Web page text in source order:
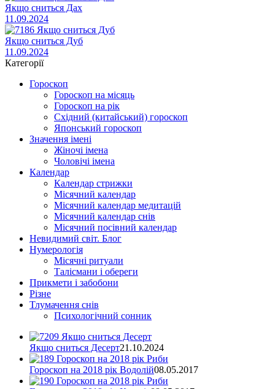
Якщо сниться Дах
11.09.2024
Якщо сниться Дуб
11.09.2024
Категорії
Гороскоп
Гороскоп на місяць
Гороскоп на рік
Східний (китайський) гороскоп
Японський гороскоп
Значення імені
Жіночі імена
Чоловічі імена
Календар
Календар стрижки
Місячний календар
Місячний календар медитацій
Місячний календар снів
Місячний посівний календар
Невидимий світ. Блог
Нумерологія
Місячні ритуали
Талісмани і обереги
Прикмети і забобони
Різне
Тлумачення снів
Психологічний сонник
Якщо сниться Десерт21.10.2024
Гороскоп на 2018 рік Водолій08.05.2017